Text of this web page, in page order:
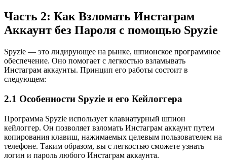
Часть 2: Как Взломать Инстаграм
Аккаунт без Пароля с помощью Spyzie
Spyzie — это лидирующее на рынке, шпионское программное
обеспечение. Оно помогает с легкостью взламывать
Инстаграм аккаунты. Принцип его работы состоит в
следующем:
2.1 Особенности Spyzie и его Кейлоггера
Программа Spyzie использует клавиатурный шпион
кейлоггер. Он позволяет взломать Инстаграм аккаунт путем
копирования клавиш, нажимаемых целевым пользователем на
телефоне. Таким образом, вы с легкостью сможете узнать
логин и пароль любого Инстаграм аккаунта.